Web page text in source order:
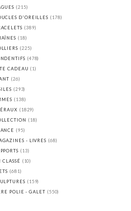
(215)
D'OREILLES (178)
(389)
(18)
(225)
(478)
CADEAU (1)
(26)
(293)
(138)
(1829)
(18)
(95)
- LIVRES (68)
(13)
CLASSÉ (10)
(681)
(159)
POLIE - GALET (550)